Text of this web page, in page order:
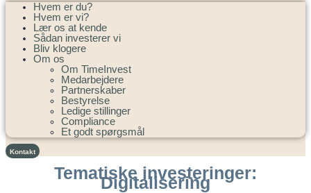
Hvem er du?
Hvem er vi?
Lær os at kende
Sådan investerer vi
Bliv klogere
Om os
Om TimeInvest
Medarbejdere
Partnerskaber
Bestyrelse
Ledige stillinger
Compliance
Et godt spørgsmål
Kontakt
Tematiske investeringer:
Digitalisering